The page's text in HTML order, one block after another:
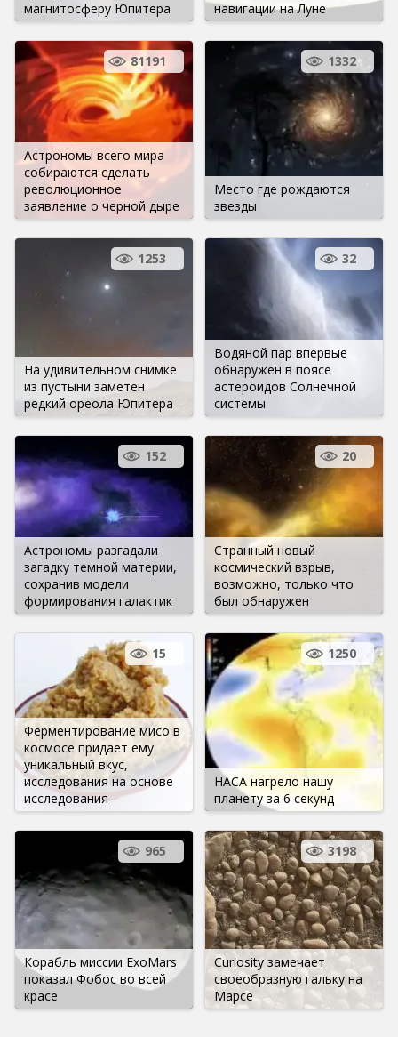
магнитосферу Юпитера
навигации на Луне
Астрономы всего мира
собираются сделать
революционное
заявление о черной дыре
81191
Место где рождаются
звезды
1332
На удивительном снимке
из пустыни заметен
редкий ореола Юпитера
1253
Водяной пар впервые
обнаружен в поясе
астероидов Солнечной
системы
32
Астрономы разгадали
загадку темной материи,
сохранив модели
формирования галактик
152
Странный новый
космический взрыв,
возможно, только что
был обнаружен
20
Ферментирование мисо в
космосе придает ему
уникальный вкус,
исследования на основе
исследования
15
НАСА нагрело нашу
планету за 6 секунд
1250
Корабль миссии ExoMars
показал Фобос во всей
красе
965
Curiosity замечает
своеобразную гальку на
Марсе
3198